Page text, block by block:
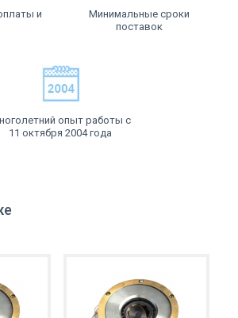
и
Минимальные сроки
поставок
опыт работы с
11 октября 2004 года